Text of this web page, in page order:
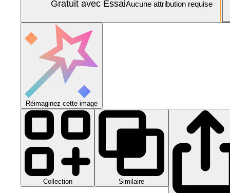
Gratuit avec EssaiAucune attribution requise
Réimaginez cette image
Collection Similaire